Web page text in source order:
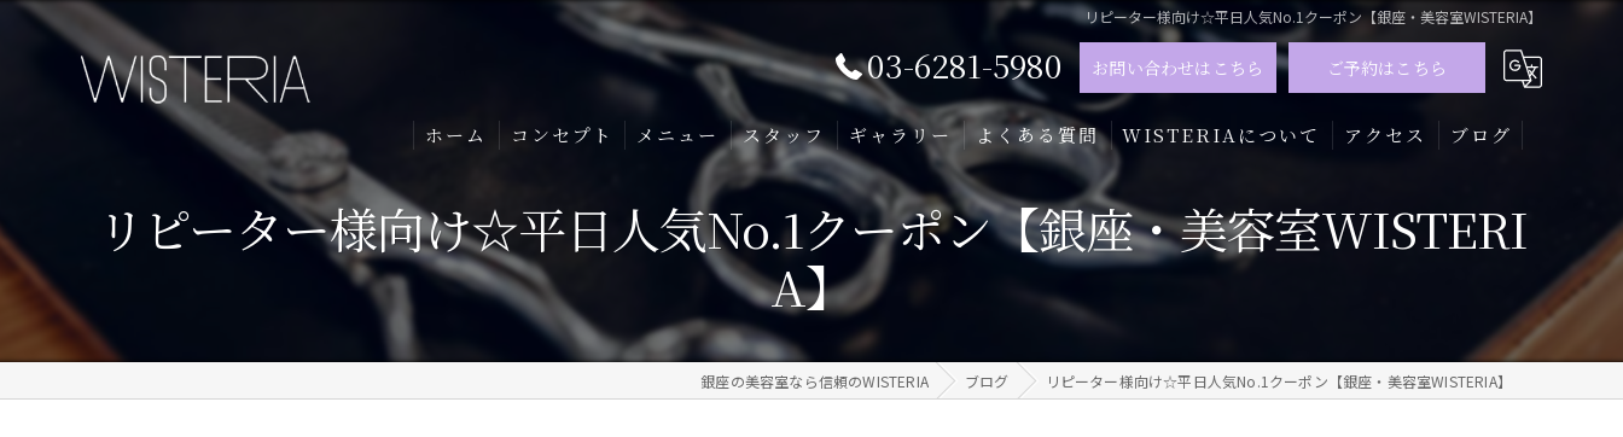
リピーター様向け☆平日人気No.1クーポン【銀座・美容室WISTERIA】
03-6281-5980 お問い合わせはこちら ご予約はこちら
ホーム コンセプト メニュー スタッフ ギャラリー よくある質問 WISTERIAについて
髪質改善
メンズ
アクセス ブログ
リピーター様向け☆平日人気No.1クーポン【銀座・美容室WISTERI
A】
銀座の美容室なら信頼のWISTERIA ブログ リピーター様向け☆平日人気No.1クーポン【銀座・美容室WISTERIA】